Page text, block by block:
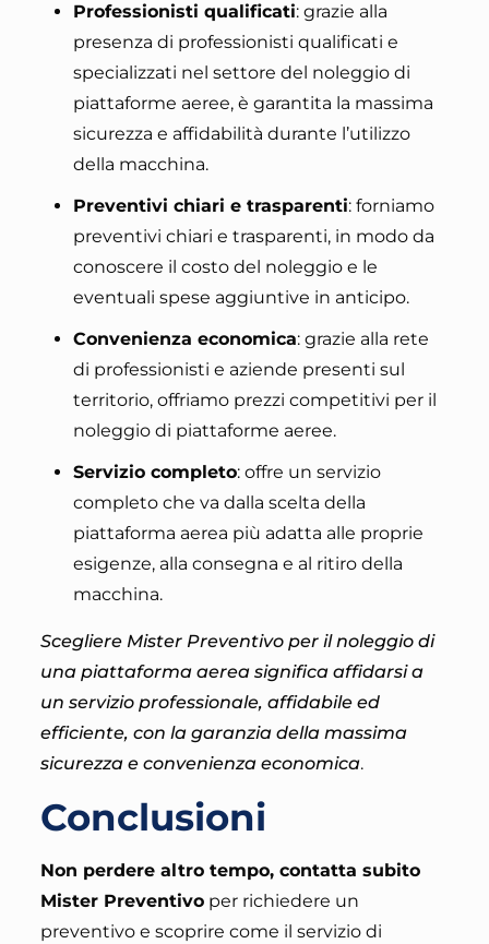
Professionisti qualificati: grazie alla
presenza di professionisti qualificati e
specializzati nel settore del noleggio di
piattaforme aeree, è garantita la massima
sicurezza e affidabilità durante l’utilizzo
della macchina.
Preventivi chiari e trasparenti: forniamo
preventivi chiari e trasparenti, in modo da
conoscere il costo del noleggio e le
eventuali spese aggiuntive in anticipo.
Convenienza economica: grazie alla rete
di professionisti e aziende presenti sul
territorio, offriamo prezzi competitivi per il
noleggio di piattaforme aeree.
Servizio completo: offre un servizio
completo che va dalla scelta della
piattaforma aerea più adatta alle proprie
esigenze, alla consegna e al ritiro della
macchina.
Scegliere Mister Preventivo per il noleggio di
una piattaforma aerea significa affidarsi a
un servizio professionale, affidabile ed
efficiente, con la garanzia della massima
sicurezza e convenienza economica.
Conclusioni
Non perdere altro tempo, contatta subito
Mister Preventivoper richiedere un
preventivo e scoprire come il servizio di